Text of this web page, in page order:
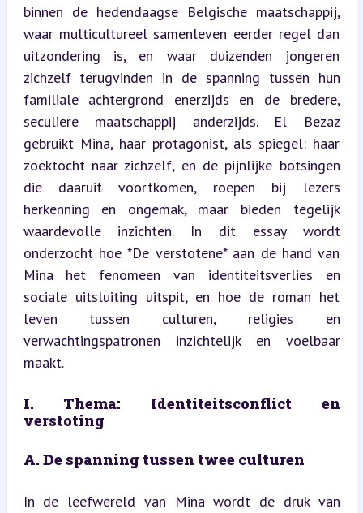
binnen de hedendaagse Belgische maatschappij,
waar multicultureel samenleven eerder regel dan
uitzondering is, en waar duizenden jongeren
zichzelf terugvinden in de spanning tussen hun
familiale achtergrond enerzijds en de bredere,
seculiere maatschappij anderzijds. El Bezaz
gebruikt Mina, haar protagonist, als spiegel: haar
zoektocht naar zichzelf, en de pijnlijke botsingen
die daaruit voortkomen, roepen bij lezers
herkenning en ongemak, maar bieden tegelijk
waardevolle inzichten. In dit essay wordt
onderzocht hoe *De verstotene* aan de hand van
Mina het fenomeen van identiteitsverlies en
sociale uitsluiting uitspit, en hoe de roman het
leven tussen culturen, religies en
verwachtingspatronen inzichtelijk en voelbaar
maakt.
I. Thema: Identiteitsconflict en
verstoting
A. De spanning tussen twee culturen
In de leefwereld van Mina wordt de druk van